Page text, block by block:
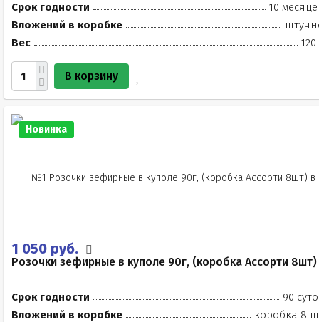
Срок годности
10
Вложений в коробке
Вес
120
В корзину
Новинка
1 050 руб.
Розочки зефирные в куполе 90г, (коробка Ассорти 8шт)
Срок годности
90
Вложений в коробке
коробка 8